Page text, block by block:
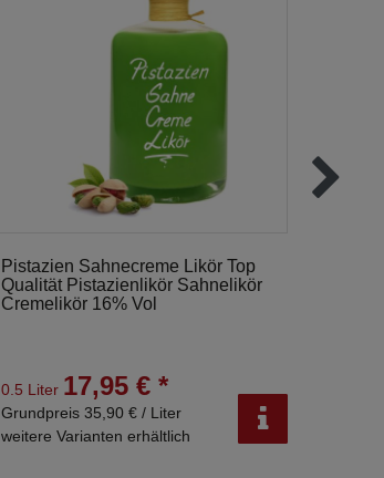
Pistazien Sahnecreme Likör Top
Qualität Pistazienlikör Sahnelikör
Cremelikör 16% Vol
0.5 Liter 17,95 € *
Grundpreis 35,90 € / Liter
weitere Varianten erhältlich